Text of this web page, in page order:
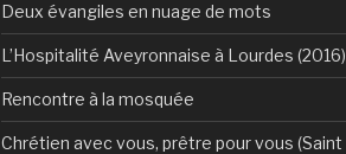
Deux évangiles en nuage de mots
L’Hospitalité Aveyronnaise à Lourdes (2016)
Rencontre à la mosquée
Chrétien avec vous, prêtre pour vous (Saint